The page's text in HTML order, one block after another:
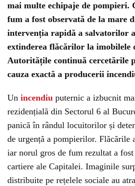
mai multe echipaje de pompieri.
fum a fost observată de la mare
intervenția rapidă a salvatorilor
extinderea flăcărilor la imobilele
Autoritățile continuă cercetările
cauza exactă a producerii
Un incendiu puternic a izbucnit
rezidențială din Sectorul 6 al
panică în rândul locuitorilor și
de urgență a pompierilor. Flăcările
iar norul gros de fum rezultat a
cartiere ale Capitalei. Imaginile
distribuite pe rețelele sociale au